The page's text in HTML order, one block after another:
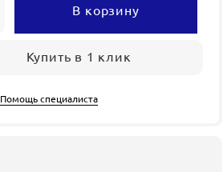
В корзину
Купить в 1 клик
Помощь специалиста